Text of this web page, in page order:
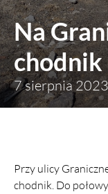
Na
chodnik
7 sierpnia 2023
Przy ulicy
chodnik. Do